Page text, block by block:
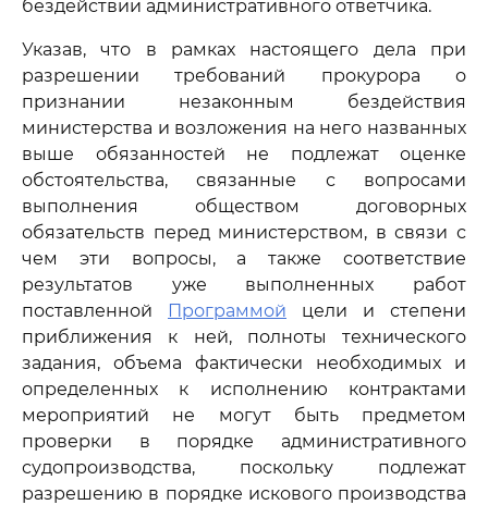
бездействии административного ответчика.
Указав, что в рамках настоящего дела при
разрешении требований прокурора о
признании незаконным бездействия
министерства и возложения на него названных
выше обязанностей не подлежат оценке
обстоятельства, связанные с вопросами
выполнения обществом договорных
обязательств перед министерством, в связи с
чем эти вопросы, а также соответствие
результатов уже выполненных работ
поставленной
Программой цели и степени
приближения к ней, полноты технического
задания, объема фактически необходимых и
определенных к исполнению контрактами
мероприятий не могут быть предметом
проверки в порядке административного
судопроизводства, поскольку подлежат
разрешению в порядке искового производства